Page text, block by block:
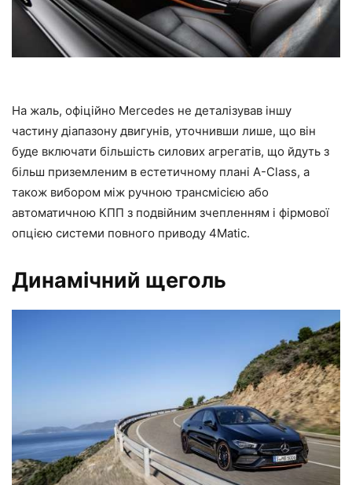
На жаль, офіційно Mercedes не деталізував іншу
частину діапазону двигунів, уточнивши лише, що він
буде включати більшість силових агрегатів, що йдуть з
більш приземленим в естетичному плані A-Class, а
також вибором між ручною трансмісією або
автоматичною КПП з подвійним зчепленням і фірмової
опцією системи повного приводу 4Matic.
Динамічний щеголь